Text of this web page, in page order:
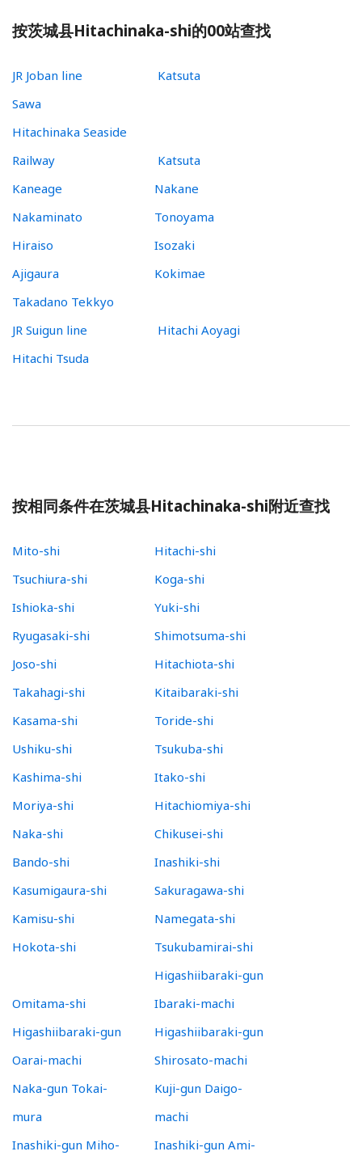
按茨城县Hitachinaka-shi的00站查找
JR Joban line
Katsuta
Sawa
Hitachinaka Seaside
Railway
Katsuta
Kaneage
Nakane
Nakaminato
Tonoyama
Hiraiso
Isozaki
Ajigaura
Kokimae
Takadano Tekkyo
JR Suigun line
Hitachi Aoyagi
Hitachi Tsuda
按相同条件在茨城县Hitachinaka-shi附近查找
Mito-shi
Hitachi-shi
Tsuchiura-shi
Koga-shi
Ishioka-shi
Yuki-shi
Ryugasaki-shi
Shimotsuma-shi
Joso-shi
Hitachiota-shi
Takahagi-shi
Kitaibaraki-shi
Kasama-shi
Toride-shi
Ushiku-shi
Tsukuba-shi
Kashima-shi
Itako-shi
Moriya-shi
Hitachiomiya-shi
Naka-shi
Chikusei-shi
Bando-shi
Inashiki-shi
Kasumigaura-shi
Sakuragawa-shi
Kamisu-shi
Namegata-shi
Hokota-shi
Tsukubamirai-shi
Omitama-shi
Higashiibaraki-gun
Ibaraki-machi
Higashiibaraki-gun
Oarai-machi
Higashiibaraki-gun
Shirosato-machi
Naka-gun Tokai-
mura
Kuji-gun Daigo-
machi
Inashiki-gun Miho-
Inashiki-gun Ami-